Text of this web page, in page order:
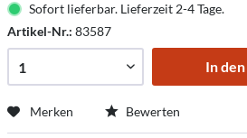
Sofort lieferbar. Lieferzeit 2-4 Tage.
Artikel-Nr.: 83587
In den
Merken Bewerten